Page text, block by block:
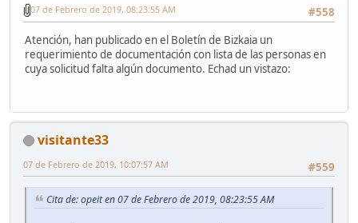
#558
07 de Febrero de 2019, 08:23:55 AM
Atención, han publicado en el Boletín de Bizkaia un
requerimiento de documentación con lista de las personas en
cuya solicitud falta algún documento. Echad un vistazo:
visitante33
#559
07 de Febrero de 2019, 10:07:57 AM
Cita de: opeit en 07 de Febrero de 2019, 08:23:55 AM